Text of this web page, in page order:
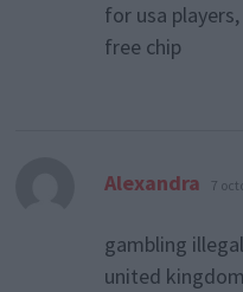
for usa
free chip
Alexandra dit :
7
gambling
united kingdom